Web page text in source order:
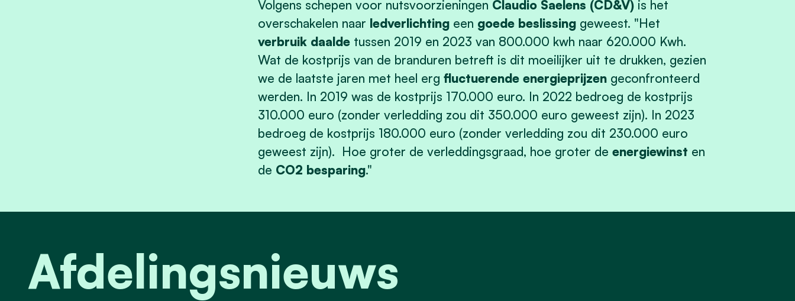
Volgens schepen voor nutsvoorzieningen Claudio Saelens (CD&V)is het
overschakelen naar ledverlichtingeen goede beslissinggeweest. "Het
verbruik daaldetussen 2019 en 2023 van 800.000 kwh naar 620.000 Kwh.
Wat de kostprijs van de branduren betreft is dit moeilijker uit te drukken, gezien
we de laatste jaren met heel erg fluctuerende energieprijzengeconfronteerd
werden. In 2019 was de kostprijs 170.000 euro. In 2022 bedroeg de kostprijs
310.000 euro (zonder verledding zou dit 350.000 euro geweest zijn). In 2023
bedroeg de kostprijs 180.000 euro (zonder verledding zou dit 230.000 euro
geweest zijn). Hoe groter de verleddingsgraad, hoe groter de energiewinst en
de CO2 besparing."
Afdelingsnieuws